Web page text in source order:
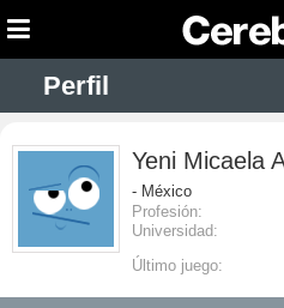
Perfil
Yeni Micaela
- México
Profesión:
Universidad:
Último juego: